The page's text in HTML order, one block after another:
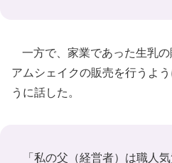
一方で、家業であった生乳の
アムシェイクの販売を行うよ
うに話した。
「私の父（経営者）は職人